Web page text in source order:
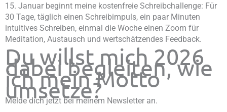
15. Januar beginnt meine kostenfreie Schreibchallenge: Für
30 Tage, täglich einen Schreibimpuls, ein paar Minuten
intuitives Schreiben, einmal die Woche einen Zoom für
Meditation, Austausch und wertschätzendes Feedback.
Du willst mich 2026
dabei begleiten, wie
ich mein Motto
umsetze?
Melde dich jetzt bei meinem Newsletter an.